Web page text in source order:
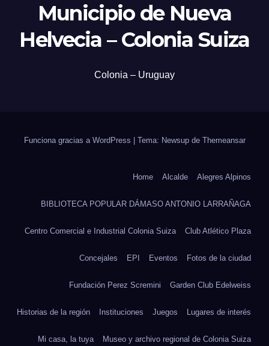
Municipio de Nueva
Helvecia – Colonia Suiza
Colonia – Uruguay
Funciona gracias a WordPress Tema: Newsup de Themeansar
Home Alcalde Alegres Alpinos
BIBLIOTECA POPULAR DÁMASO ANTONIO LARRAÑAGA
Centro Comercial e Industrial Colonia Suiza Club Atlético Plaza
Concejales EPI Eventos Fotos de la ciudad
Fundación Perez Scremini Garden Club Edelweiss
Historias de la región Instituciones Juegos Lugares de interés
Mi casa, la tuya Museo y archivo regional de Colonia Suiza